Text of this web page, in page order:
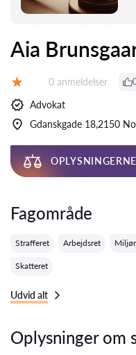
Aia
Anmeldelser:
0 anmeldelser
Advokat
Gdanskgade 18,2150
Fagområde
Strafferet Arbejdsret
Skatteret
Udvid alt
Oplysninger om